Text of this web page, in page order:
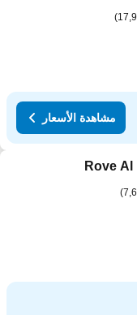
مشاهدة الأسعار
Add
Rove